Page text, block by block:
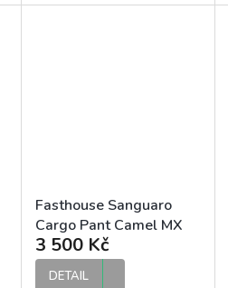
Fasthouse Sanguaro
Cargo Pant Camel MX
kalhoty
3 500 Kč
DETAIL